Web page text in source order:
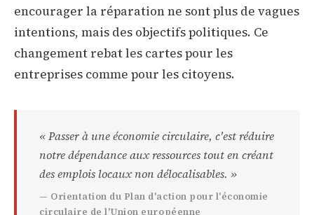
encourager la réparation ne sont plus de vagues
intentions, mais des objectifs politiques. Ce
changement rebat les cartes pour les
entreprises comme pour les citoyens.
« Passer à une économie circulaire, c'est réduire
notre dépendance aux ressources tout en créant
des emplois locaux non délocalisables. »
— Orientation du Plan d'action pour l'économie
circulaire de l'Union européenne